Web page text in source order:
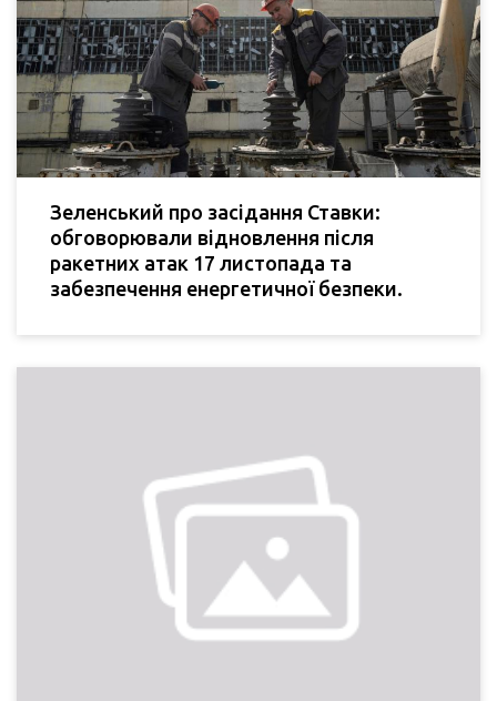
Зеленський про засідання Ставки:
обговорювали відновлення після
ракетних атак 17 листопада та
забезпечення енергетичної безпеки.